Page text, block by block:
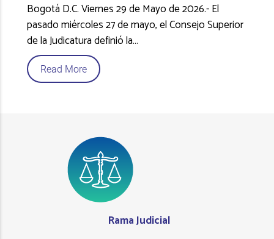
Bogotá D.C. Viernes 29 de Mayo de 2026.- El
pasado miércoles 27 de mayo, el Consejo Superior
de la Judicatura definió la…
Read More
Rama Judicial